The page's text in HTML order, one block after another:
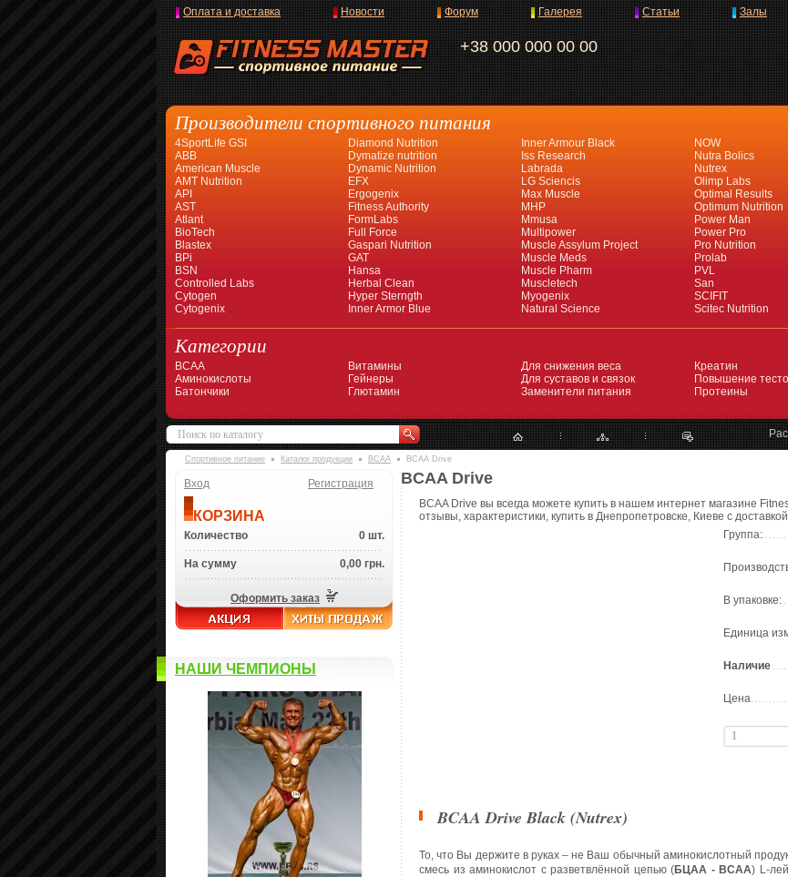
+38 000 000 00 00
Оплата и доставка Новости Форум Галерея Статьи Залы
Производители спортивного питания
4SportLife GSI
ABB
American Muscle
AMT Nutrition
API
AST
Atlant
BioTech
Blastex
BPi
BSN
Controlled Labs
Cytogen
Cytogenix
Diamond Nutrition
Dymatize nutrition
Dynamic Nutrition
EFX
Ergogenix
Fitness Authority
FormLabs
Full Force
Gaspari Nutrition
GAT
Hansa
Herbal Clean
Hyper Sterngth
Inner Armor Blue
Inner Armour Black
Iss Research
Labrada
LG Sciencis
Max Muscle
MHP
Mmusa
Multipower
Muscle Assylum Project
Muscle Meds
Muscle Pharm
Muscletech
Myogenix
Natural Science
NOW
Nutra Bolics
Nutrex
Olimp Labs
Optimal Results
Optimum Nutrition
Power Man
Power Pro
Pro Nutrition
Prolab
PVL
San
SCIFIT
Scitec Nutrition
Категории
BCAA
Аминокислоты
Батончики
Витамины
Гейнеры
Глютамин
Для снижения веса
Для суставов и связок
Заменители питания
Креатин
Повышение
Протеины
Спортивное питание Каталог продукции BCAA BCAA Drive
Вход Регистрация
КОРЗИНА
Количество 0 шт.
На сумму 0,00 грн.
Оформить заказ
НАШИ ЧЕМПИОНЫ
BCAA Drive
BCAA Drive вы всегда можете купить в нашем интернет магазине
отзывы, характеристики, купить в Днепропетровске, Киеве с
Группа:
В упаковке:
Единица
Наличие
Цена
BCAA Drive Black (Nutrex)
То, что Вы держите в руках – не Ваш обычный аминокислотный
смесь из аминокислот с разветвлённой цепью (БЦАА - BCAA) L-